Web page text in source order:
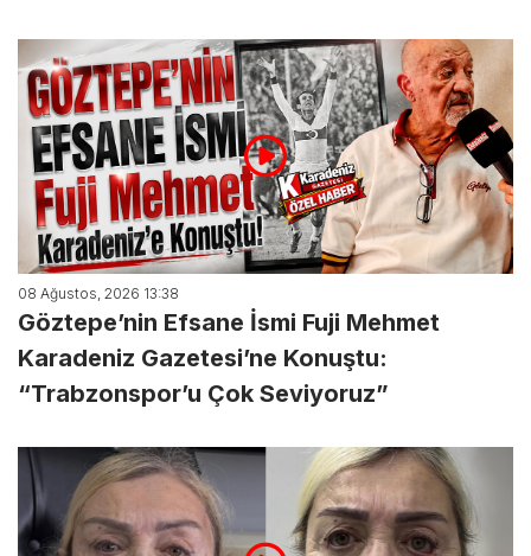
08 Ağustos, 2026 13:38
Göztepe’nin Efsane İsmi Fuji Mehmet
Karadeniz Gazetesi’ne Konuştu:
“Trabzonspor’u Çok Seviyoruz”